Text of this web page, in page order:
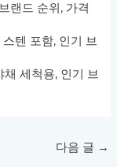
랜드 순위, 가격
텐 포함, 인기 브
세척용, 인기 브
다음 글 →